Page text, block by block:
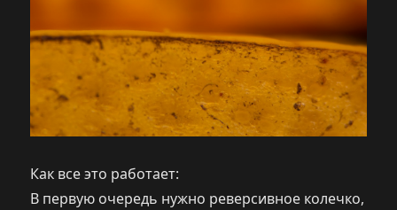
Как все это работает:
В первую очередь нужно реверсивное колечко,